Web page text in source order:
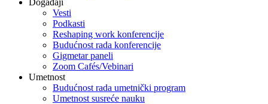
Događaji
Vesti
Podkasti
Reshaping work konferencije
Budućnost rada konferencije
Gigmetar paneli
Zoom Cafés/Vebinari
Umetnost
Budućnost rada umetnički program
Umetnost susreće nauku